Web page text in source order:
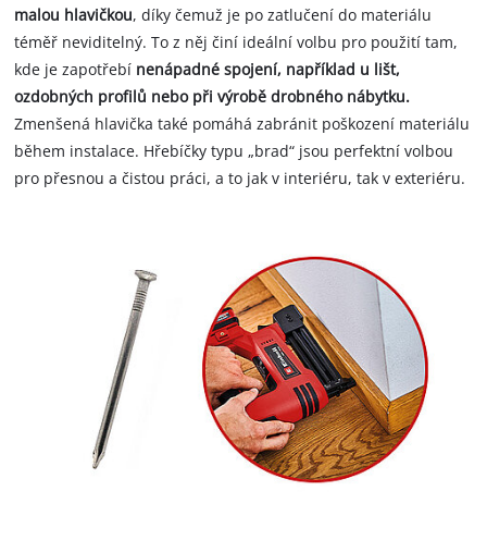
malou hlavičkou, díky čemuž je po zatlučení do materiálu
téměř neviditelný. To z něj činí ideální volbu pro použití tam,
kde je zapotřebí nenápadné spojení, například u lišt,
ozdobných profilů nebo při výrobě drobného nábytku.
Zmenšená hlavička také pomáhá zabránit poškození materiálu
během instalace. Hřebíčky typu „brad“ jsou perfektní volbou
pro přesnou a čistou práci, a to jak v interiéru, tak v exteriéru.